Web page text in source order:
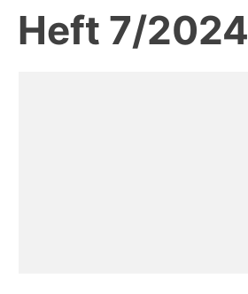
Heft 7/2024